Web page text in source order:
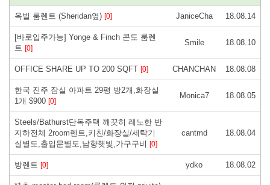
옥빌 룸렌트 (Sheridan옆) [0] JaniceCha 18.08.14
[바로입주가능] Yonge & Finch 콘도 룸렌
트 [0]
Smile 18.08.10
OFFICE SHARE UP TO 200 SQFT [0] CHANCHAN 18.08.08
한국 진주 잠실 아파트 29평 방2개,화장실
1개 $900 [0]
Monica7 18.08.05
Steels/Bathurst단독주택 깨끗히 레노한 반
지하전체 2room렌트,키친/화장실/세탁기
실별도,출입문별도,남향햇빛,가구구비 [0]
cantmd 18.08.04
방렌트 [0] ydko 18.08.02